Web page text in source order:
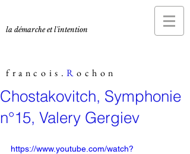
la démarche et l'intention
francois.Rochon
Chostakovitch, Symphonie
n°15, Valery Gergiev
https://www.youtube.com/watch?